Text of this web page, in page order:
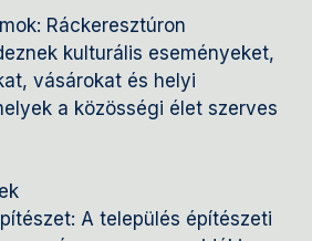
Ráckeresztúron
kulturális eseményeket,
vásárokat és helyi
a közösségi élet szerves
A település építészeti